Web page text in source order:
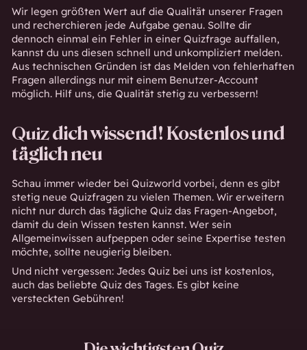
Wir legen größten Wert auf die Qualität unserer Fragen
und recherchieren jede Aufgabe genau. Sollte dir
dennoch einmal ein Fehler in einer Quizfrage auffallen,
kannst du uns diesen schnell und unkompliziert melden.
Aus technischen Gründen ist das Melden von fehlerhaften
Fragen allerdings nur mit einem Benutzer-Account
möglich. Hilf uns, die Qualität stetig zu verbessern!
Quizdich wissend! Kostenlos und
täglich neu
Schau immer wieder bei Quizworld vorbei, denn es gibt
stetig neue Quizfragen zu vielen Themen. Wir erweitern
nicht nur durch das tägliche Quiz das Fragen-Angebot,
damit du dein Wissen testen kannst. Wer sein
Allgemeinwissen aufpeppen oder seine Expertise testen
möchte, sollte neugierig bleiben.
Und nicht vergessen: Jedes Quiz bei uns ist kostenlos,
auch das beliebte Quiz des Tages. Es gibt keine
versteckten Gebühren!